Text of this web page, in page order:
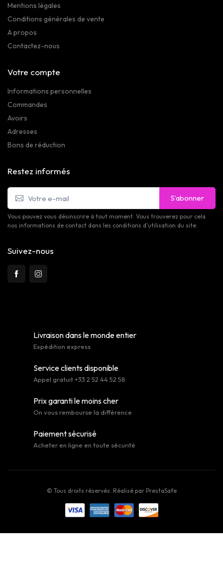
Mentions légales
Conditions générales de vente
A propos
Contactez-nous
Votre compte
Informations personnelles
Commandes
Avoirs
Adresses
Bons de réduction
Restez informés
S’abonner
Vous pouvez vous désinscrire à tout moment. Vous trouverez pour cela
nos informations de contact dans les conditions d'utilisation du site.
Suivez-nous
Livraison dans le monde entier
Expédition express
Service clients disponible
Appel gratuit +33 2 52 44 52 58
Prix garanti le moins cher
On vous rembourse la différence
Paiement sécurisé
Acheter en ligne en toute sécurité
© Tous droits réservés. Réalisé par PrestaSafe